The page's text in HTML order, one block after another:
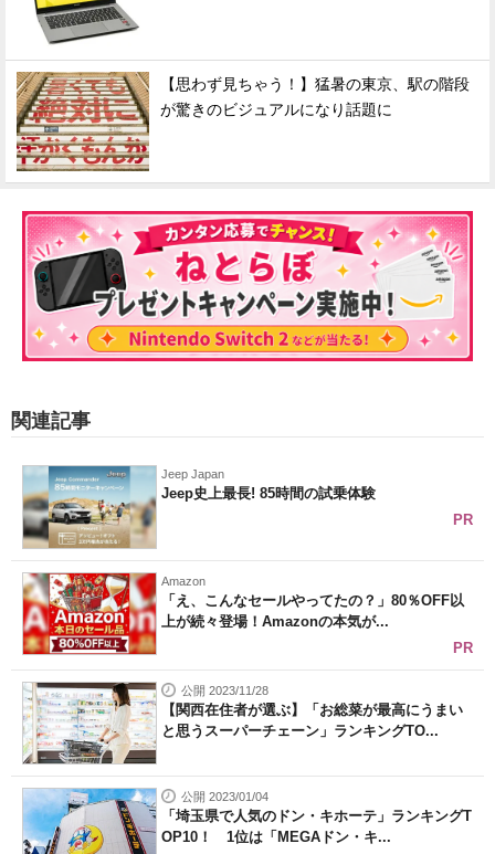
【思わず見ちゃう！】猛暑の東京、駅の階段
が驚きのビジュアルになり話題に
関連記事
Jeep Japan
Jeep史上最長! 85時間の試乗体験
PR
Amazon
「え、こんなセールやってたの？」80％OFF以
上が続々登場！Amazonの本気が...
PR
公開 2023/11/28
【関西在住者が選ぶ】「お総菜が最高にうまい
と思うスーパーチェーン」ランキングTO...
公開 2023/01/04
「埼玉県で人気のドン・キホーテ」ランキングT
OP10！ 1位は「MEGAドン・キ...